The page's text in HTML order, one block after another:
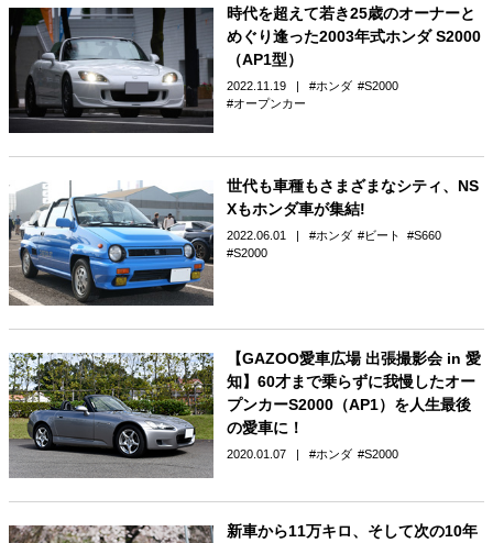
時代を超えて若き25歳のオーナーと
めぐり逢った2003年式ホンダ S2000
（AP1型）
2022.11.19 ホンダ
S2000
オープンカー
世代も車種もさまざまなシティ、NS
Xもホンダ車が集結!
2022.06.01 ホンダ ビート
S660
S2000
【GAZOO愛車広場 出張撮影会 in 愛
知】60才まで乗らずに我慢したオー
プンカーS2000（AP1）を人生最後
の愛車に！
2020.01.07 ホンダ S2000
新車から11万キロ、そして次の10年